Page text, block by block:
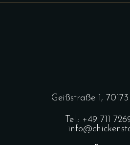
Geißstraße 1,
Tel.: +49 711